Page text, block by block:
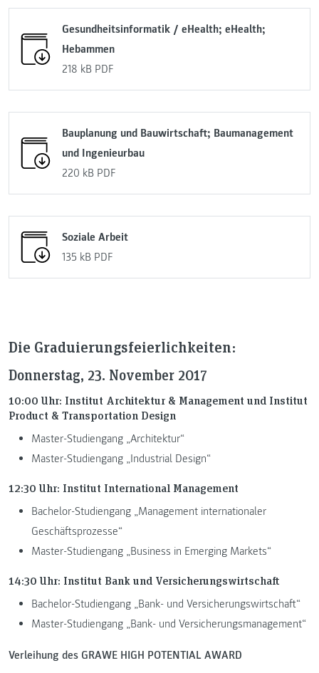
Gesundheitsinformatik / eHealth; eHealth;
Hebammen
218 kB PDF
Bauplanung und Bauwirtschaft; Baumanagement
und Ingenieurbau
220 kB PDF
Soziale Arbeit
135 kB PDF
Die Graduierungsfeierlichkeiten:
Donnerstag, 23. November 2017
10:00 Uhr: Institut Architektur & Management und Institut
Product & Transportation Design
Master-Studiengang „Architektur“
Master-Studiengang „Industrial Design“
12:30 Uhr: Institut International Management
Bachelor-Studiengang „Management internationaler
Geschäftsprozesse“
Master-Studiengang „Business in Emerging Markets“
14:30 Uhr: Institut Bank und Versicherungswirtschaft
Bachelor-Studiengang „Bank- und Versicherungswirtschaft“
Master-Studiengang „Bank- und Versicherungsmanagement“
Verleihung des GRAWE HIGH POTENTIAL AWARD